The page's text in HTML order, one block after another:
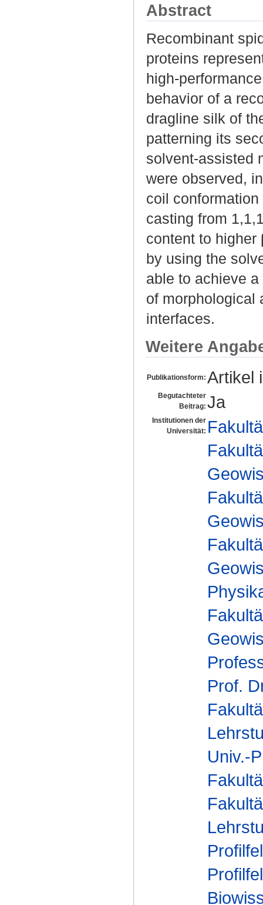
Abstract
Recombinant
proteins
high-
behavior of a
dragline silk of
patterning its
solvent-assisted
were observed,
coil
casting from
content to higher
by using the
able to achieve
of morphological
interfaces.
Weitere
Publikationsform: Artikel
Begutachteter
Beitrag: Ja
Institutionen der
Universität:
Prof.
Univ.-